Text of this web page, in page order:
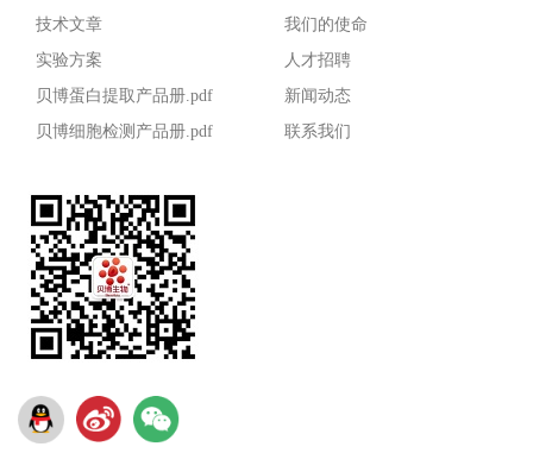
技术文章
实验方案
贝博蛋白提取产品册.pdf
贝博细胞检测产品册.pdf
我们的使命
人才招聘
新闻动态
联系我们